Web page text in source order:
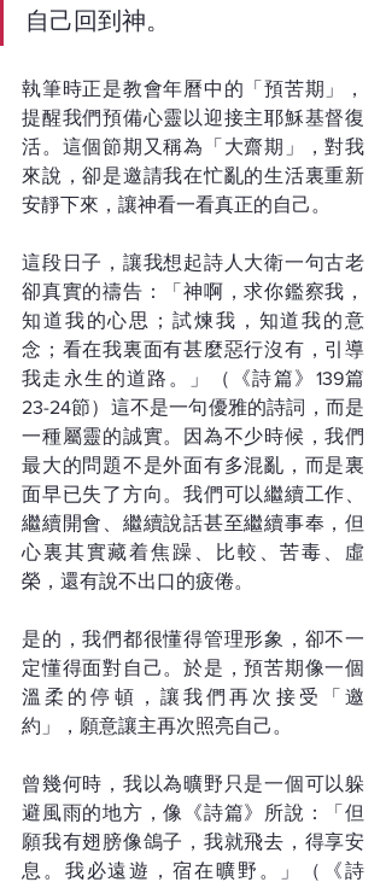
自己回到神。
執筆時正是教會年曆中的「預苦期」，
提醒我們預備心靈以迎接主耶穌基督復
活。這個節期又稱為「大齋期」，對我
來說，卻是邀請我在忙亂的生活裏重新
安靜下來，讓神看一看真正的自己。
這段日子，讓我想起詩人大衛一句古老
卻真實的禱告：「神啊，求你鑑察我，
知道我的心思；試煉我，知道我的意
念；看在我裏面有甚麼惡行沒有，引導
我走永生的道路。」（《詩篇》139篇
23-24節）這不是一句優雅的詩詞，而是
一種屬靈的誠實。因為不少時候，我們
最大的問題不是外面有多混亂，而是裏
面早已失了方向。我們可以繼續工作、
繼續開會、繼續說話甚至繼續事奉，但
心裏其實藏着焦躁、比較、苦毒、虛
榮，還有說不出口的疲倦。
是的，我們都很懂得管理形象，卻不一
定懂得面對自己。於是，預苦期像一個
溫柔的停頓，讓我們再次接受「邀
約」，願意讓主再次照亮自己。
曾幾何時，我以為曠野只是一個可以躲
避風雨的地方，像《詩篇》所說：「但
願我有翅膀像鴿子，我就飛去，得享安
息。我必遠遊，宿在曠野。」（《詩